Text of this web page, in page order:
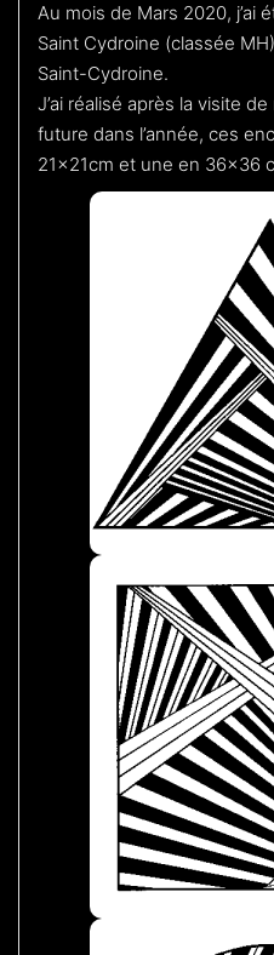
Au mois de Mars 2020, j’ai
Saint Cydroine (classée
Saint-Cydroine.
J’ai réalisé après la visite
future dans l’année, ces
21x21cm et une en 36×36